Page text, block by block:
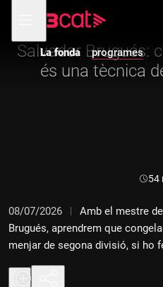
navegació
principal
menú
de
La fonda programes
Salvador Brugués:
és una tècnica
54
08/07/2026
Amb el mestre
Brugués, aprendrem que
menjar de segona divisió, si ho
porta restaurants on menjar un
cuinetes la Mònica Álvarez, del